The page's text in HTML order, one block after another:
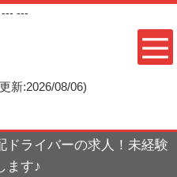
---
新:2026/08/06)
ライバーの求人！未経験
ます♪